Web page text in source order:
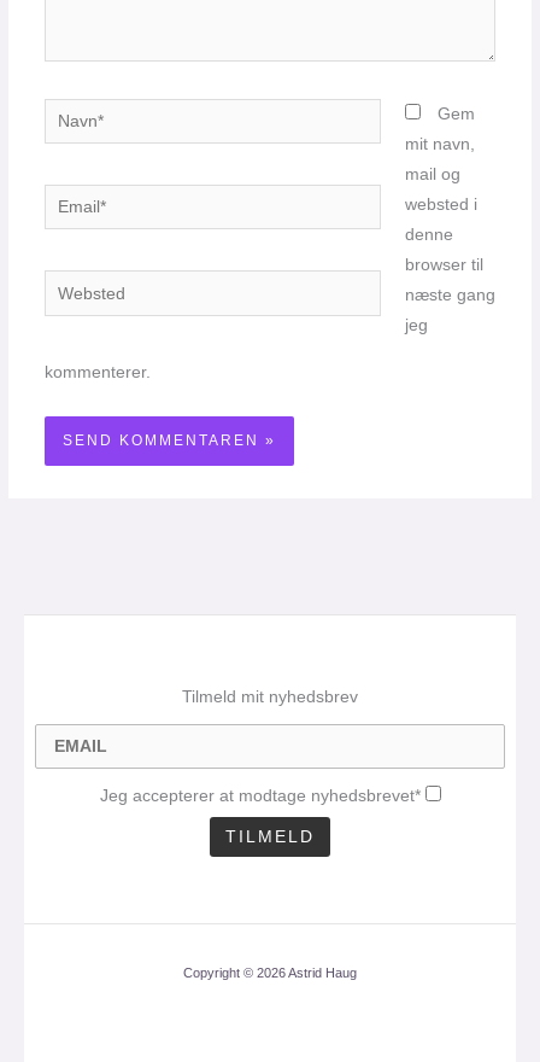
Navn*
Email*
Websted
Gem
mit navn,
mail og
websted i
denne
browser til
næste gang
jeg
kommenterer.
Tilmeld mit nyhedsbrev
Jeg accepterer at modtage nyhedsbrevet*
Copyright © 2026 Astrid Haug